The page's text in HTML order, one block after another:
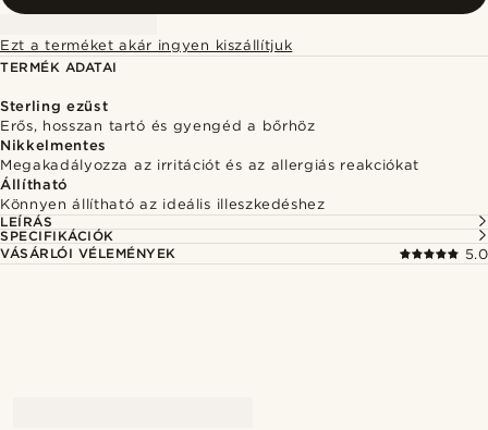
Ezt a terméket akár ingyen kiszállítjuk
TERMÉK ADATAI
Sterling ezüst
Erős, hosszan tartó és gyengéd a bőrhöz
Nikkelmentes
Megakadályozza az irritációt és az allergiás reakciókat
Állítható
Könnyen állítható az ideális illeszkedéshez
LEÍRÁS
SPECIFIKÁCIÓK
VÁSÁRLÓI VÉLEMÉNYEK
5.0